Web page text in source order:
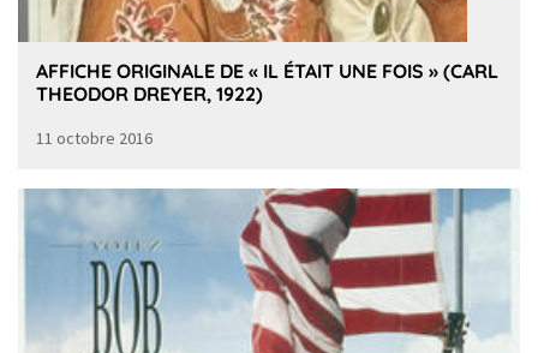
AFFICHE ORIGINALE DE « IL ÉTAIT UNE FOIS » (CARL
THEODOR DREYER, 1922)
11 octobre 2016